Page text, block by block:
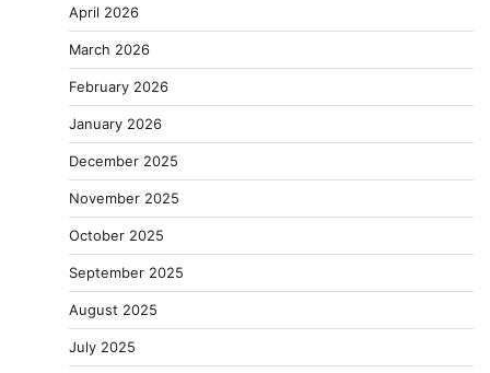
April 2026
March 2026
February 2026
January 2026
December 2025
November 2025
October 2025
September 2025
August 2025
July 2025